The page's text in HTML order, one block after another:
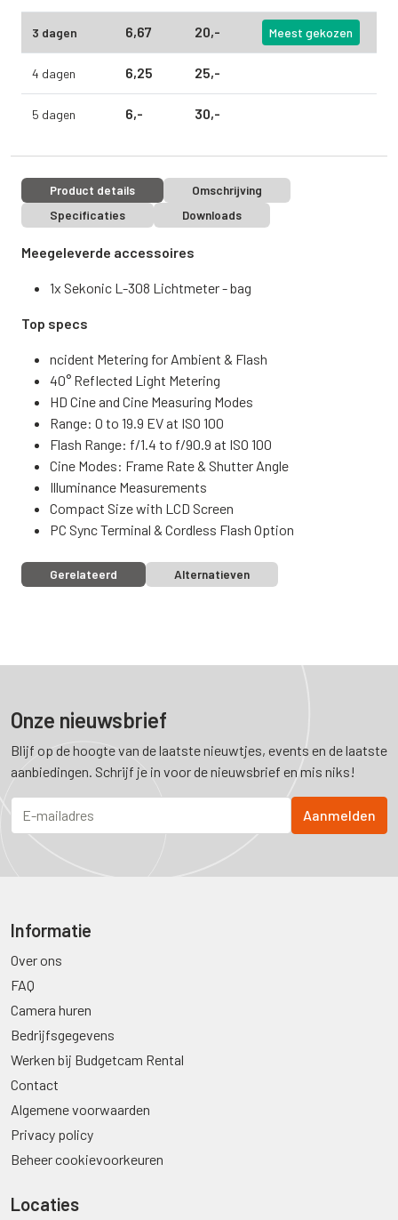
3 dagen 6,67 20,- Meest gekozen
4 dagen 6,25 25,-
5 dagen 6,- 30,-
Product details
Omschrijving
Specificaties
Downloads
Meegeleverde accessoires
1x Sekonic L-308 Lichtmeter - bag
Top specs
ncident Metering for Ambient & Flash
40° Reflected Light Metering
HD Cine and Cine Measuring Modes
Range: 0 to 19.9 EV at ISO 100
Flash Range: f/1.4 to f/90.9 at ISO 100
Cine Modes: Frame Rate & Shutter Angle
Illuminance Measurements
Compact Size with LCD Screen
PC Sync Terminal & Cordless Flash Option
Gerelateerd Alternatieven
Onze nieuwsbrief
Blijf op de hoogte van de laatste nieuwtjes, events en de laatste
aanbiedingen. Schrijf je in voor de nieuwsbrief en mis niks!
Informatie
Over ons
FAQ
Camera huren
Bedrijfsgegevens
Werken bij Budgetcam Rental
Contact
Algemene voorwaarden
Privacy policy
Beheer cookievoorkeuren
Locaties